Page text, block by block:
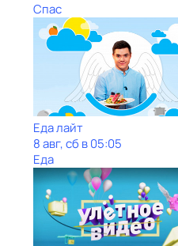
Спас
Еда лайт
8 авг, сб в 05:05
Еда